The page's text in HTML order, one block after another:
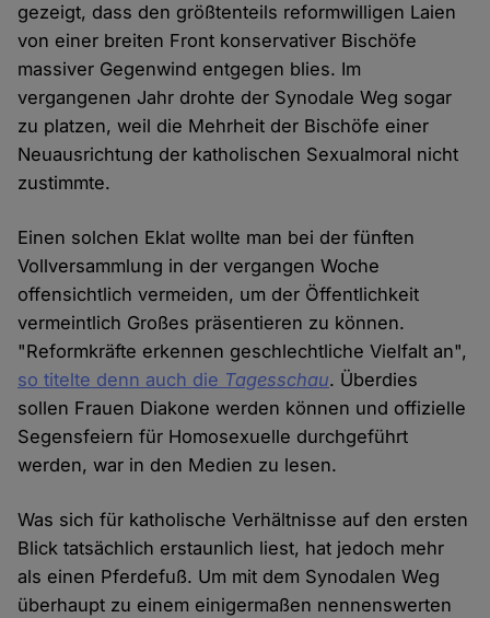
gezeigt, dass den größtenteils reformwilligen Laien
von einer breiten Front konservativer Bischöfe
massiver Gegenwind entgegen blies. Im
vergangenen Jahr drohte der Synodale Weg sogar
zu platzen, weil die Mehrheit der Bischöfe einer
Neuausrichtung der katholischen Sexualmoral nicht
zustimmte.
Einen solchen Eklat wollte man bei der fünften
Vollversammlung in der vergangen Woche
offensichtlich vermeiden, um der Öffentlichkeit
vermeintlich Großes präsentieren zu können.
"Reformkräfte erkennen geschlechtliche Vielfalt an",
so titelte denn auch die Tagesschau. Überdies
sollen Frauen Diakone werden können und offizielle
Segensfeiern für Homosexuelle durchgeführt
werden, war in den Medien zu lesen.
Was sich für katholische Verhältnisse auf den ersten
Blick tatsächlich erstaunlich liest, hat jedoch mehr
als einen Pferdefuß. Um mit dem Synodalen Weg
überhaupt zu einem einigermaßen nennenswerten